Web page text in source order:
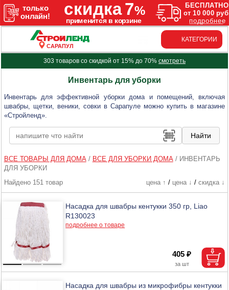
САРАПУЛ
КАТЕГОРИИ
303 товаров со скидкой от 15% до 70% смотреть
Инвентарь для уборки
Инвентарь для эффективной уборки дома и помещений, включая
швабры, щетки, веники, совки в Сарапуле можно купить в магазине
«Стройленд».
ВСЕ ТОВАРЫ ДЛЯ ДОМА/ ВСЕ ДЛЯ УБОРКИ ДОМА/ ИНВЕНТАРЬ
ДЛЯ УБОРКИ
Найдено 151 товар
цена ↑ / цена ↓ / скидка ↓
Насадка для швабры кентукки 350 гр, Liao
R130023
подробнее о товаре
405 ₽
Насадка для швабры из микрофибры кентукки